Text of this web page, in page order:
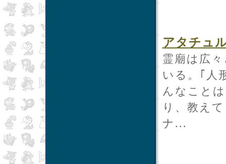
アタチュ
霊廟は広
いる。｢人
んなこと
り、教え
ナ...